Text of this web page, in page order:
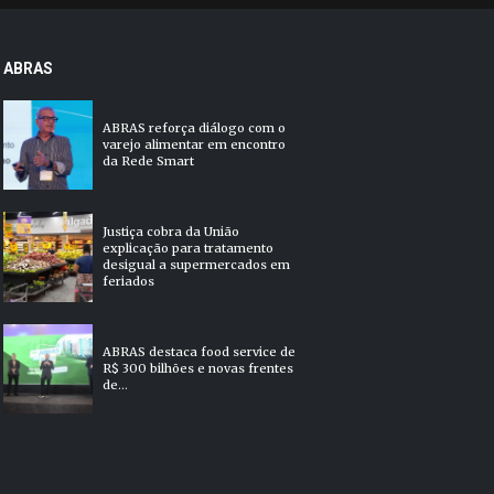
ABRAS
ABRAS reforça diálogo com o
varejo alimentar em encontro
da Rede Smart
Justiça cobra da União
explicação para tratamento
desigual a supermercados em
feriados
ABRAS destaca food service de
R$ 300 bilhões e novas frentes
de...